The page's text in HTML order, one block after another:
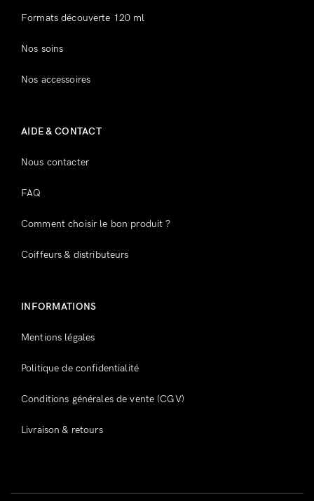
Formats découverte 120 ml
Nos soins
Nos accessoires
AIDE & CONTACT
Nous contacter
FAQ
Comment choisir le bon produit ?
Coiffeurs & distributeurs
INFORMATIONS
Mentions légales
Politique de confidentialité
Conditions générales de vente (CGV)
Livraison & retours